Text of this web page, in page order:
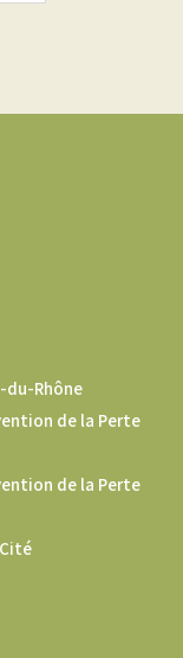
du-Rhône
de la Perte
de la Perte